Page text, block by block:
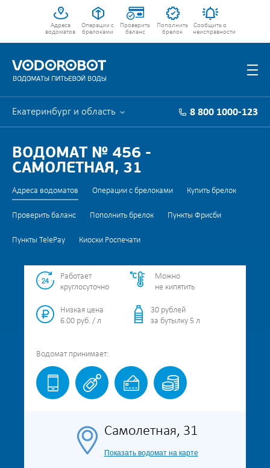
Адреса
водоматов
Операции с
брелоками
Проверить
баланс
Пополнить
брелок
Сообщить о
неисправности
Екатеринбург и область 8 800 1000-123
ВОДОМАТ № 456 -
САМОЛЕТНАЯ, 31
Адреса водоматов Операции с брелоками Купить брелок
Проверить баланс Пополнить брелок Пункты Фрисби
Пункты TelePay Киоски Роспечати
Работает
круглосуточно
Можно
не кипятить
Низкая цена
6.00 руб. / л
30 рублей
за бутылку 5 л
Водомат принимает:
Самолетная, 31
Показать водомат на карте